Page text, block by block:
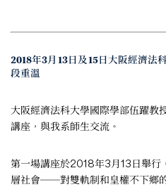
2018年3月13日及15日大阪經濟法
段重溫
大阪經濟法科大學國際學部伍躍教
講座，與我系師生交流。
第一場講座於2018年3月13日舉行
層社會──對雙軌制和皇權不下鄉